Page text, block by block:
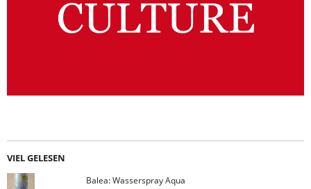
VIEL GELESEN
Balea: Wasserspray Aqua